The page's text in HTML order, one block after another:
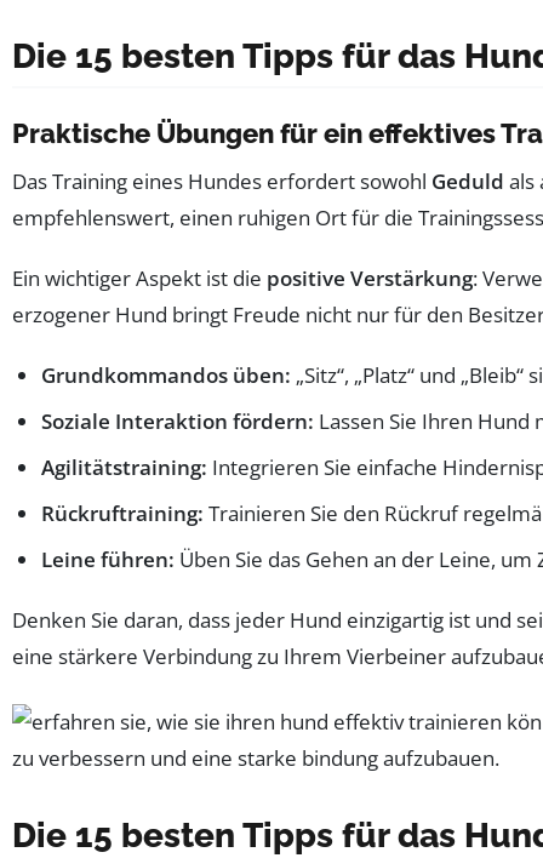
Die 15 besten Tipps für das
Praktische Übungen für ein effektives
Das Training eines Hundes erfordert sowohl Geduld als
empfehlenswert, einen ruhigen Ort für die
Ein wichtiger Aspekt ist die positive Verstärkung:
erzogener Hund bringt Freude nicht nur für den
Grundkommandos üben: „Sitz“, „Platz“ und
Soziale Interaktion fördern: Lassen Sie Ihren
Agilitätstraining: Integrieren Sie einfache
Rückruftraining: Trainieren Sie den Rückruf
Leine führen: Üben Sie das Gehen an der Leine,
Denken Sie daran, dass jeder Hund einzigartig ist und
eine stärkere Verbindung zu Ihrem Vierbeiner
Die 15 besten Tipps für das